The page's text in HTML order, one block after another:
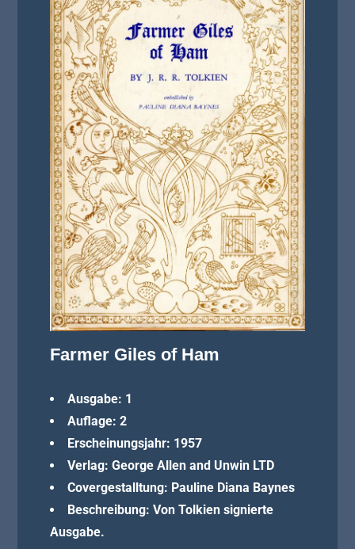
Farmer Giles of Ham
Ausgabe: 1
Auflage: 2
Erscheinungsjahr: 1957
Verlag: George Allen and Unwin LTD
Covergestalltung: Pauline Diana Baynes
Beschreibung: Von Tolkien signierte
Ausgabe.